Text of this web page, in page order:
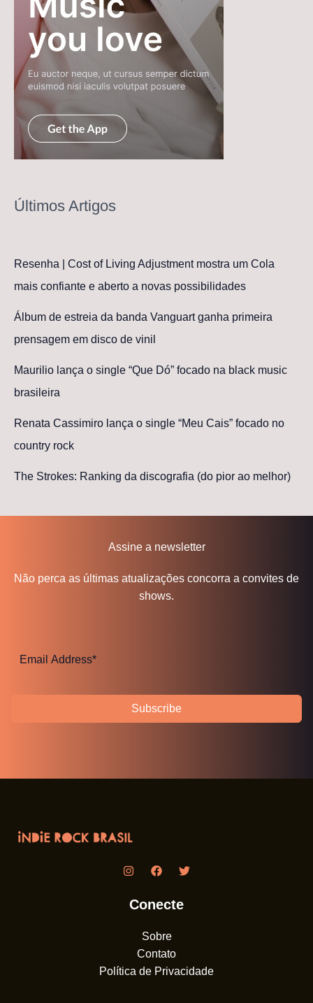
Últimos Artigos
Resenha | Cost of Living Adjustment mostra um Cola
mais confiante e aberto a novas possibilidades
Álbum de estreia da banda Vanguart ganha primeira
prensagem em disco de vinil
Maurilio lança o single “Que Dó” focado na black music
brasileira
Renata Cassimiro lança o single “Meu Cais” focado no
country rock
The Strokes: Ranking da discografia (do pior ao melhor)
Assine a newsletter
Não perca as últimas atualizações concorra a convites de
shows.
Subscribe
Conecte
Sobre
Contato
Política de Privacidade